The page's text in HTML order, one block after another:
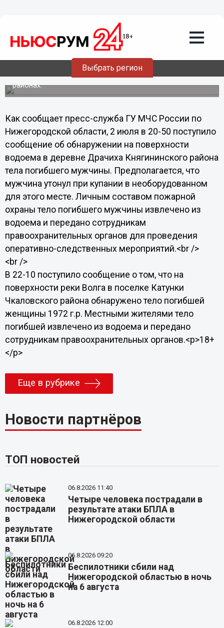
Выбрать регион
03.07.201309:09
В водоемах Нижегородской области
нашли тела двоих утопленников
Трагедии произошли в Княгининском и Чкаловском
районах.
Как сообщает пресс-служба ГУ МЧС России по
Нижегородской области, 2 июля в 20-50 поступило
сообщение об обнаружении на поверхности
водоема в деревне Драчиха Княгининского района
тела погибшего мужчины. Предполагается, что
мужчина утонул при купании в необорудованном
для этого месте. Личным составом пожарной
охраны тело погибшего мужчины извлечено из
водоема и передано сотрудникам
правоохранительных органов для проведения
оперативно-следственных мероприятий.<br />
<br />
В 22-10 поступило сообщение о том, что на
поверхности реки Волга в поселке Катунки
Чкаловского района обнаружено тело погибшей
женщины 1972 г.р. Местными жителями тело
погибшей извлечено из водоема и передано
сотрудникам правоохранительных органов.<p>18+
</p>
Еще в рубрике
Новости партнёров
ТОП новостей
06.8.2026 11:40
Четыре человека пострадали в
результате атаки БПЛА в
Нижегородской области
06.8.2026 09:20
Беспилотники сбили над
Нижегородской областью в ночь
на 6 августа
06.8.2026 12:00